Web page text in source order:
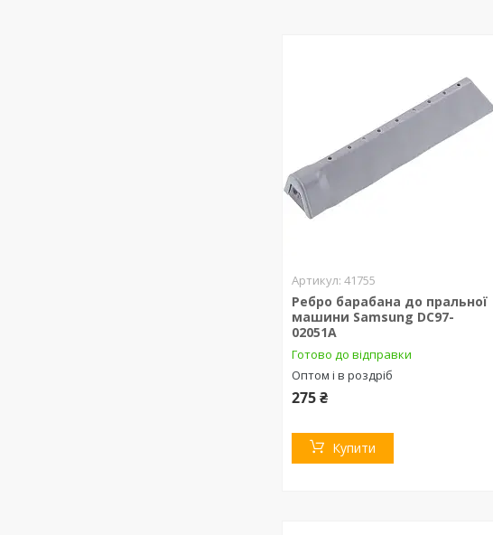
41755
Ребро барабана до пральної
машини Samsung DC97-
02051A
Готово до відправки
Оптом і в роздріб
275 ₴
Купити